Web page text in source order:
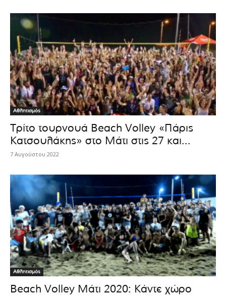
Αθλητισμός
Τρίτο τουρνουά Beach Volley «Πάρις
Κατσουλάκης» στο Μάτι στις 27 και...
7 Αυγούστου 2022
Αθλητισμός
Beach Volley Μάτι 2020: Κάντε χώρο